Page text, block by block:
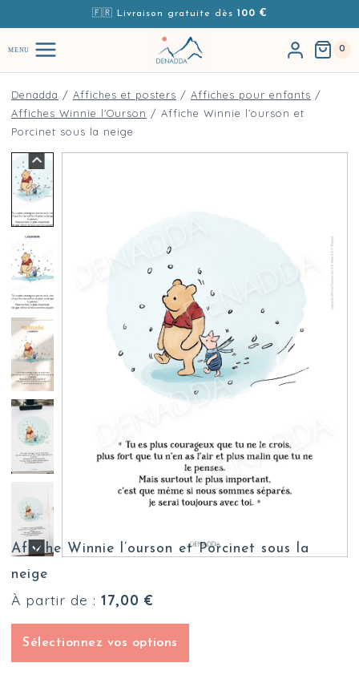
Aller au contenu🇫🇷 Livraison gratuite dès 100 €
MENU 0
Denadda / Affiches et posters / Affiches pour enfants /
Affiches Winnie l'Ourson / Affiche Winnie l’ourson et
Porcinet sous la neige
Affiche Winnie l’ourson et Porcinet sous la
neige
À partir de : 17,00 €
Sélectionnez vos options